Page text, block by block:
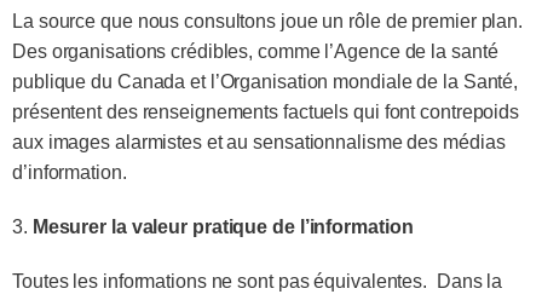
La source que nous consultons joue un rôle de premier plan.
Des organisations crédibles, comme l’Agence de la santé
publique du Canada et l’Organisation mondiale de la Santé,
présentent des renseignements factuels qui font contrepoids
aux images alarmistes et au sensationnalisme des médias
d’information.
3. Mesurer la valeur pratique de l’information
Toutes les informations ne sont pas équivalentes. Dans la